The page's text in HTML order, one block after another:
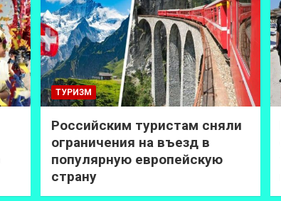
ТУРИЗМ
Российским туристам сняли
ограничения на въезд в
популярную европейскую
страну